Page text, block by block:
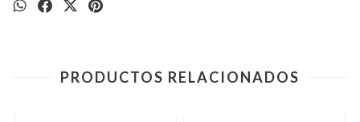
PRODUCTOS RELACIONADOS